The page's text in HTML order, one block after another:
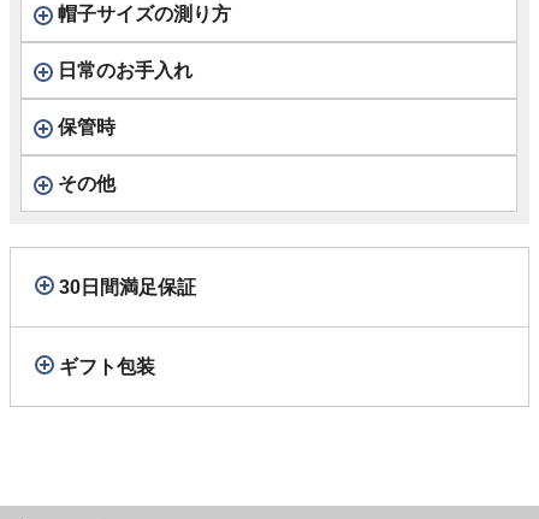
帽子サイズの測り方
日常のお手入れ
保管時
その他
30日間満足保証
ギフト包装